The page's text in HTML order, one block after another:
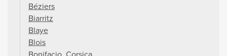
Béziers
Biarritz
Blaye
Blois